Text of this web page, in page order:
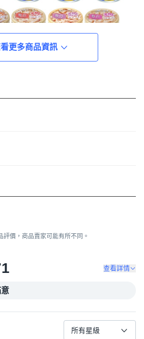
更多商品資訊
價，商品賣家可能有所不同。
查看詳情
所有星級